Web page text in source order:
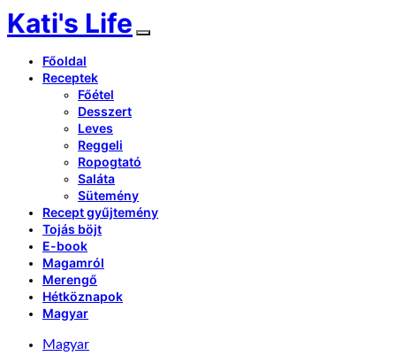
Kati's Life
Főoldal
Receptek
Főétel
Desszert
Leves
Reggeli
Ropogtató
Saláta
Sütemény
Recept gyűjtemény
Tojás böjt
E-book
Magamról
Merengő
Hétköznapok
Magyar
Magyar